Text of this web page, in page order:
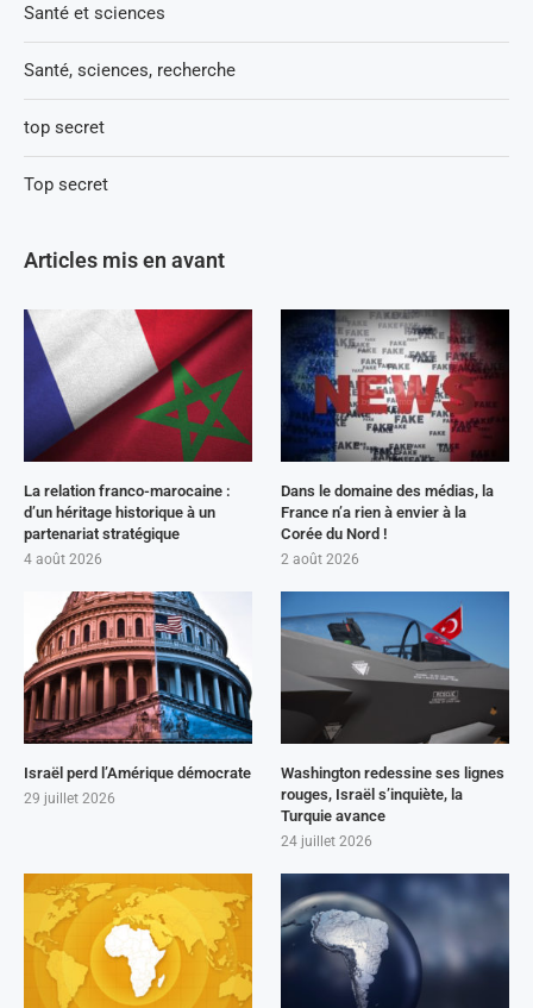
Santé et sciences
Santé, sciences, recherche
top secret
Top secret
Articles mis en avant
La relation franco-marocaine :
d’un héritage historique à un
partenariat stratégique
4 août 2026
Dans le domaine des médias, la
France n’a rien à envier à la
Corée du Nord !
2 août 2026
Israël perd l’Amérique démocrate
29 juillet 2026
Washington redessine ses lignes
rouges, Israël s’inquiète, la
Turquie avance
24 juillet 2026